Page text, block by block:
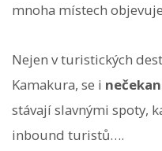
mnoha místech objevuje
Nejen v turistických
Kamakura, se i
stávají slavnými spoty,
inbound turistů….